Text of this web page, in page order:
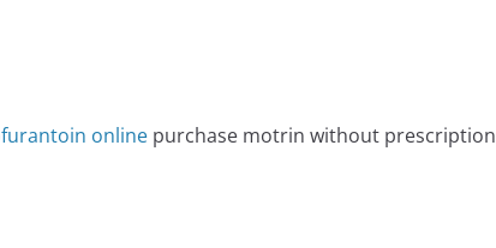
online purchase motrin without prescription